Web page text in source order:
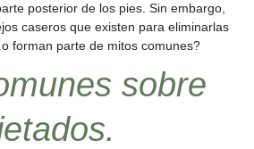
posterior de los pies. Sin embargo,
caseros que existen para eliminarlas
forman parte de mitos comunes?
sobre